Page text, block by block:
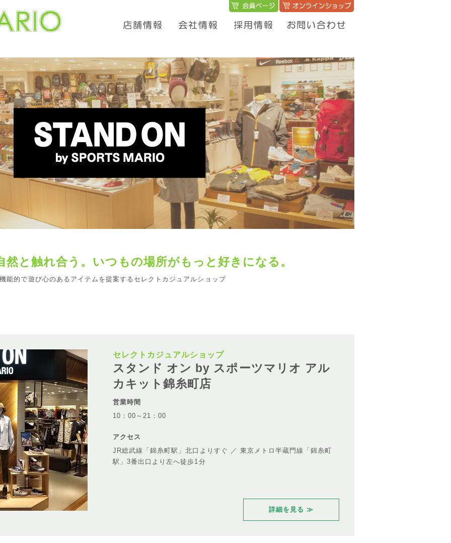
然と触れ合う。いつもの場所がもっと好きになる。
機能的で遊び心のあるアイテムを提案するセレクトカジュアルショップ
セレクトカジュアルショップ
スタンド オン by スポーツマリオ アル
カキット錦糸町店
営業時間
10：00～21：00
アクセス
JR総武線「錦糸町駅」北口よりすぐ ／ 東京メトロ半蔵門線「錦糸町
駅」3番出口より左へ徒歩1分
詳細を見る ≫